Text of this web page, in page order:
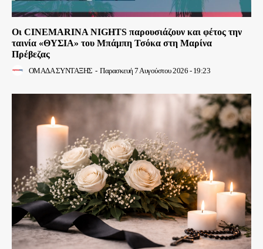
Οι CINEMARINA NIGHTS παρουσιάζουν και φέτος την
ταινία «ΘΥΣΙΑ» του Μπάμπη Τσόκα στη Μαρίνα
Πρέβεζας
ΟΜΑΔΑ ΣΥΝΤΑΞΗΣ - Παρασκευή 7 Αυγούστου 2026 - 19:23